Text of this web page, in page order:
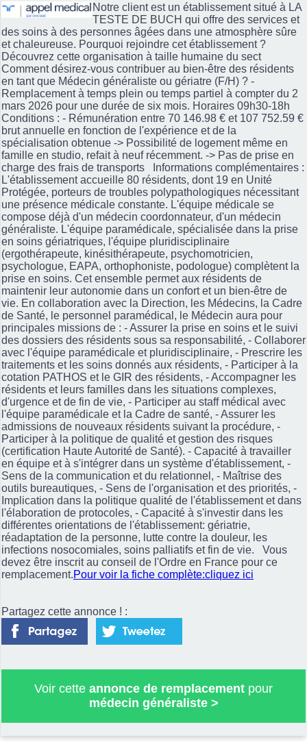
Notre client est un établissement situé à LA
TESTE DE BUCH qui offre des services et
des soins à des personnes âgées dans une atmosphère sûre
et chaleureuse. Pourquoi rejoindre cet établissement ?
Découvrez cette organisation à taille humaine du sect
Comment désirez-vous contribuer au bien-être des résidents
en tant que Médecin généraliste ou gériatre (F/H) ? -
Remplacement à temps plein ou temps partiel à compter du 2
mars 2026 pour une durée de six mois. Horaires 09h30-18h
Conditions : - Rémunération entre 70 146.98 € et 107 752.59 €
brut annuelle en fonction de l'expérience et de la
spécialisation obtenue -> Possibilité de logement même en
famille en studio, refait à neuf récemment. -> Pas de prise en
charge des frais de transports Informations complémentaires :
L'établissement accueille 80 résidents, dont 19 en Unité
Protégée, porteurs de troubles polypathologiques nécessitant
une présence médicale constante. L'équipe médicale se
compose déjà d'un médecin coordonnateur, d'un médecin
généraliste. L'équipe paramédicale, spécialisée dans la prise
en soins gériatriques, l'équipe pluridisciplinaire
(ergothérapeute, kinésithérapeute, psychomotricien,
psychologue, EAPA, orthophoniste, podologue) complètent la
prise en soins. Cet ensemble permet aux résidents de
maintenir leur autonomie dans un confort et un bien-être de
vie. En collaboration avec la Direction, les Médecins, la Cadre
de Santé, le personnel paramédical, le Médecin aura pour
principales missions de : - Assurer la prise en soins et le suivi
des dossiers des résidents sous sa responsabilité, - Collaborer
avec l'équipe paramédicale et pluridisciplinaire, - Prescrire les
traitements et les soins donnés aux résidents, - Participer à la
cotation PATHOS et le GIR des résidents, - Accompagner les
résidents et leurs familles dans les situations complexes,
d'urgence et de fin de vie, - Participer au staff médical avec
l'équipe paramédicale et la Cadre de santé, - Assurer les
admissions de nouveaux résidents suivant la procédure, -
Participer à la politique de qualité et gestion des risques
(certification Haute Autorité de Santé). - Capacité à travailler
en équipe et à s'intégrer dans un système d'établissement, -
Sens de la communication et du relationnel, - Maîtrise des
outils bureautiques, - Sens de l'organisation et des priorités, -
Implication dans la politique qualité de l'établissement et dans
l'élaboration de protocoles, - Capacité à s'investir dans les
différentes orientations de l'établissement: gériatrie,
réadaptation de la personne, lutte contre la douleur, les
infections nosocomiales, soins palliatifs et fin de vie. Vous
devez être inscrit au conseil de l'Ordre en France pour ce
remplacement.Pour voir la fiche complète:cliquez ici
Partagez cette annonce ! :
Voir cette annonce de remplacement pour
médecin généraliste>